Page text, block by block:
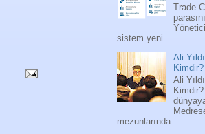
Trade
sistem yeni...
Ali
Kimdir?
Ali
mezunlarında...